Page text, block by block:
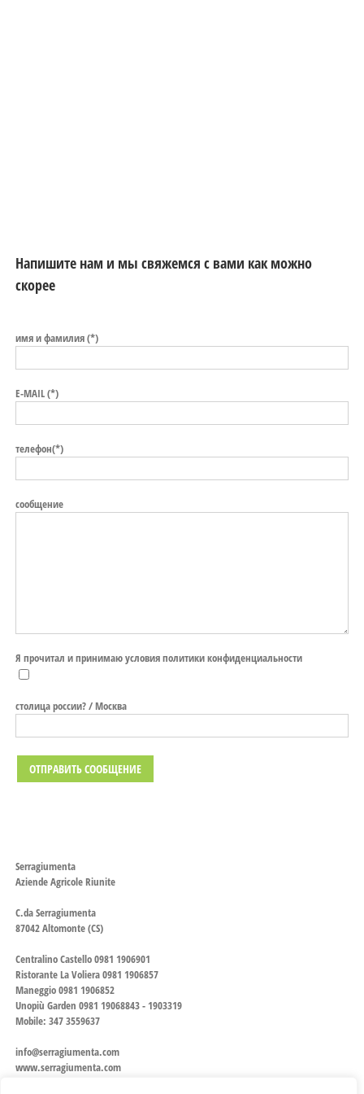
Напишите нам и мы свяжемся с вами как можно
скорее
имя и фамилия (*)
E-MAIL (*)
телефон(*)
сообщение
Я прочитал и принимаю условия политики конфиденциальности
столица россии? / Москва
Serragiumenta
Aziende Agricole Riunite
C.da Serragiumenta
87042 Altomonte (CS)
Centralino Castello 0981 1906901
Ristorante La Voliera 0981 1906857
Maneggio 0981 1906852
Unopiù Garden 0981 19068843 - 1903319
Mobile: 347 3559637
info@serragiumenta.com
www.serragiumenta.com